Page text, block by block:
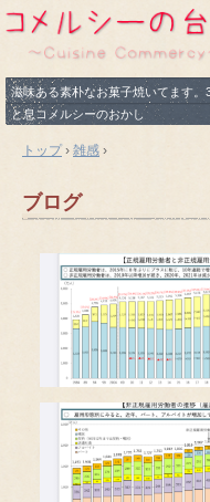
滋味ある素朴なお菓子焼いてます
と息コメルシーのおかし
トップ› 雑感 ›
ブログ